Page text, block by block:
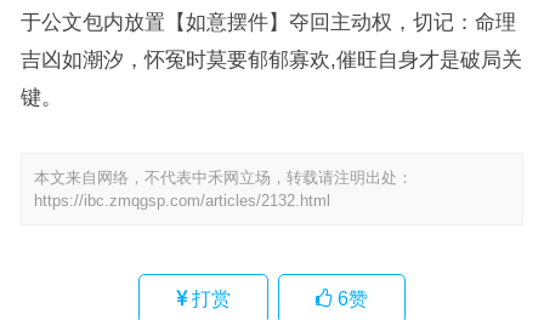
于公文包内放置【如意摆件】夺回主动权，切记：命理
吉凶如潮汐，怀冤时莫要郁郁寡欢,催旺自身才是破局关
键。
本文来自网络，不代表中禾网立场，转载请注明出处：
https://ibc.zmqgsp.com/articles/2132.html
打赏 6赞